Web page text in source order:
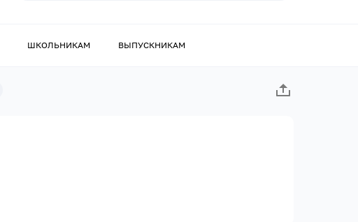
ШКОЛЬНИКАМ ВЫПУСКНИКАМ